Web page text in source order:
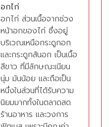
อกไก่
อกไก่ ส่วนเนื้อจากช่วง
หน้าอกของไก่ ซึ่งอยู่
บริเวณเหนือกระดูกอก
และกระดูกสันอก เป็นเนื้อ
สีขาว ที่มีลักษณะเนียน
นุ่ม มันน้อย และถือเป็น
หนึ่งในส่วนที่ได้รับความ
นิยมมากทั้งในตลาดสด
ร้านอาหาร และวงการ